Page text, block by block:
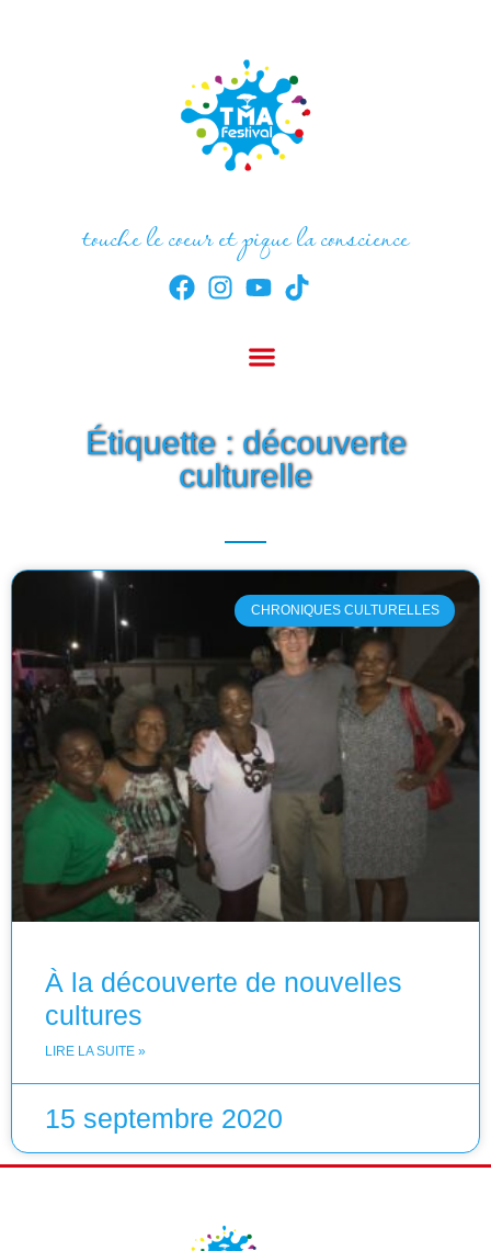
touche le coeur et pique la conscience
Étiquette : découverte
culturelle
CHRONIQUES CULTURELLES
À la découverte de nouvelles
cultures
LIRE LA SUITE »
15 septembre 2020